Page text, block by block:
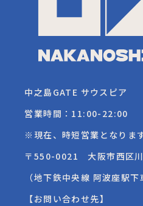
中之島GATE サウスピア
営業時間：11:00-22:00
※現在、時短営業となります
〒550-0021 大阪市西区
（地下鉄中央線 阿波座駅下
【お問い合わせ先】